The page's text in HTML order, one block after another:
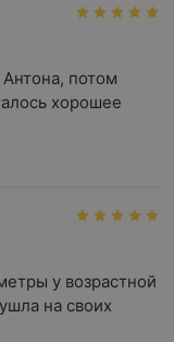
потом
хорошее
у возрастной
на своих